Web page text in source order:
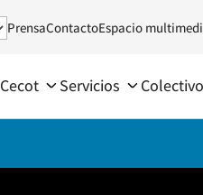
PrensaContactoEspacio
Cecot Servicios